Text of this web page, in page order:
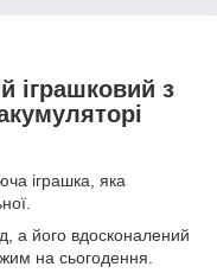
іграшковий з
іграшка, яка
а його вдосконалений
на сьогодення.